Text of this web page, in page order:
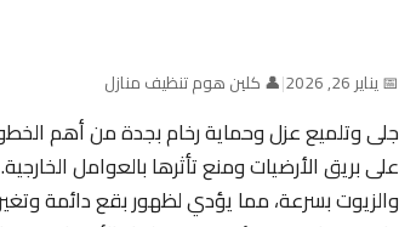
📅 يناير 26, 2026 |👤 كلين هوم تنظيف منازل
جلى وتلميع عزل وحماية رخام بجدة من أهم
على بريق الأرضيات ومنع تأثرها بالعوامل
والزيوت بسرعة، مما يؤدي لظهور بقع دائمة وتغير